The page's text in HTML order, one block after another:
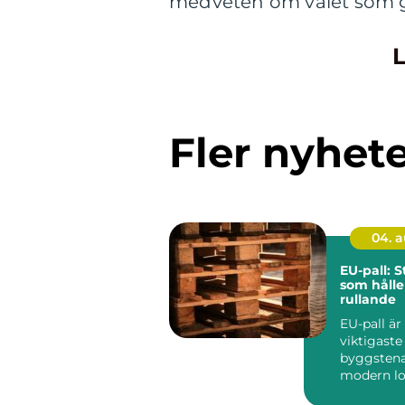
Fler
04.
EU-pall:
som
rullande
EU-pall
viktigaste
modern